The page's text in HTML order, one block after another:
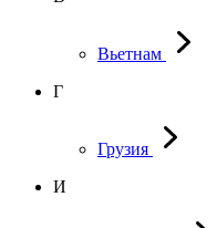
Вьетнам
Г
Грузия
И